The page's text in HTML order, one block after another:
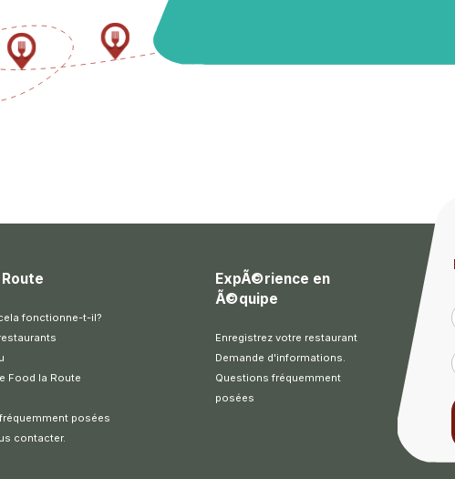
fonctionne-t-il?
Food la Route
posées
contacter.
ExpÃ©rience en
Ã©quipe
Enregistrez votre restaurant
Demande d'informations.
Questions fréquemment
posées